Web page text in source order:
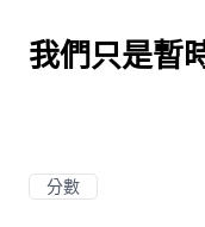
我們只是暫
分數